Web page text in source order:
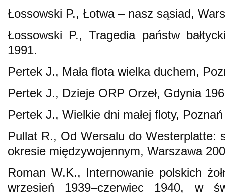
Łossowski P., Łotwa – nasz sąsiad,
Łossowski P., Tragedia państw
1991.
Pertek J., Mała flota wielka duchem,
Pertek J., Dzieje ORP Orzeł, Gdynia
Pertek J., Wielkie dni małej floty,
Pullat R., Od Wersalu do Westerplatte:
okresie międzywojennym, Warszawa
Roman W.K., Internowanie polskich
wrzesień 1939–czerwiec 1940, w